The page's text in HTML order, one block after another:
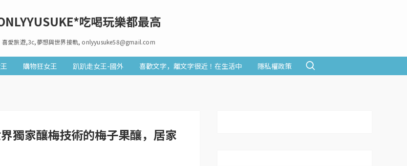
吃喝玩樂都最高
喜愛旅遊,3c,夢想與世界接軌, onlyyusuke58@gmail.com
購物狂女王 趴趴走女王-國外 喜歡文字，離文字很近！在生活中 隱私權政策
獨家釀梅技術的梅子果釀，居家